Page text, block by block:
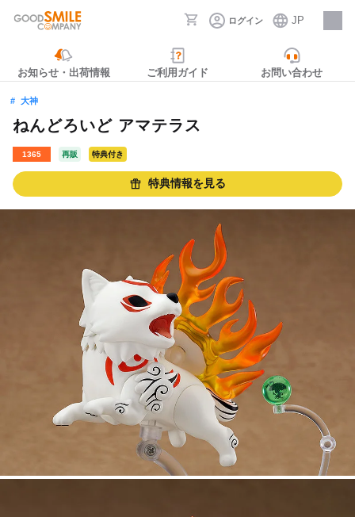
ログイン JP
採用情報
お知らせ・出荷情報 ご利用ガイド お問い合わせ
大神
ねんどろいど アマテラス
1365 再販 特典付き
特典情報を見る